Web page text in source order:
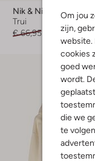
Om jou
zijn,
website.
cookies
goed
wordt.
die we
te
Nik & Nik
Trui
€ 66,95
€ 26,99